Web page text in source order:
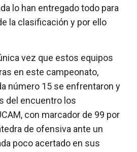
lo han entregado todo para
la clasificación y por ello
vez que estos equipos
en este campeonato,
número 15 se enfrentaron y
del encuentro los
con marcador de 99 por
de ofensiva ante un
poco acertado en sus